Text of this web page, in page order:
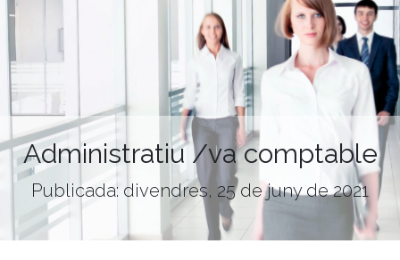
Administratiu /va comptable
Publicada: divendres, 25 de juny de 2021